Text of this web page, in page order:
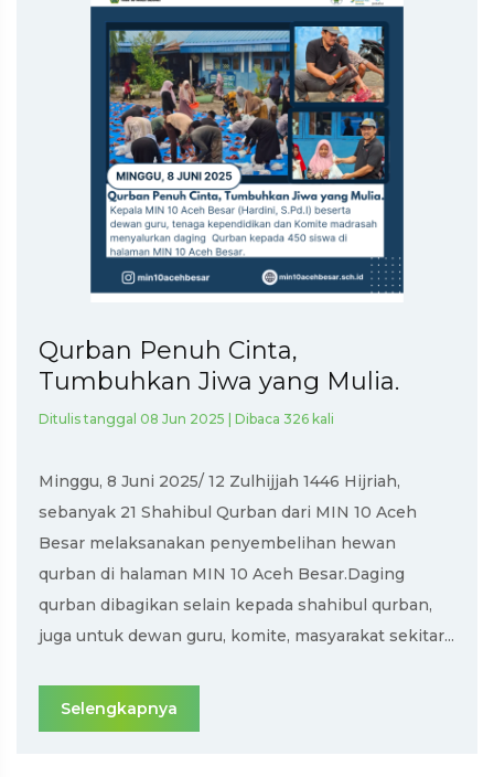
Qurban Penuh Cinta,
Tumbuhkan Jiwa yang Mulia.
Ditulis tanggal 08 Jun 2025 | Dibaca 326 kali
Minggu, 8 Juni 2025/ 12 Zulhijjah 1446 Hijriah,
sebanyak 21 Shahibul Qurban dari MIN 10 Aceh
Besar melaksanakan penyembelihan hewan
qurban di halaman MIN 10 Aceh Besar.Daging
qurban dibagikan selain kepada shahibul qurban,
juga untuk dewan guru, komite, masyarakat sekitar...
Selengkapnya